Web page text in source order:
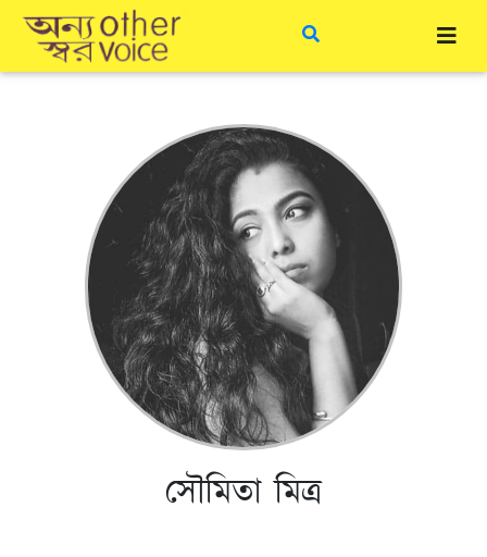
সৌমিতা মিত্র